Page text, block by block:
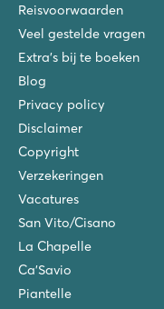
Reisvoorwaarden
Veel gestelde vragen
Extra's bij te boeken
Blog
Privacy policy
Disclaimer
Copyright
Verzekeringen
Vacatures
San Vito/Cisano
La Chapelle
Ca'Savio
Piantelle